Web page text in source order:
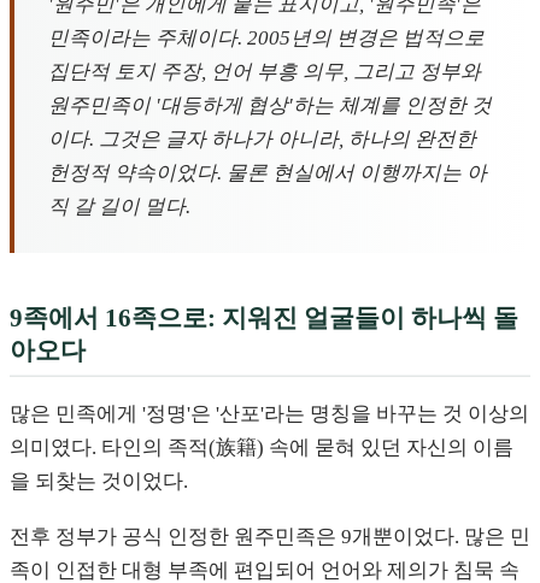
민족이라는 주체이다. 2005년의 변경은 법적으로
집단적 토지 주장, 언어 부흥 의무, 그리고 정부와
원주민족이 '대등하게 협상'하는 체계를 인정한 것
이다. 그것은 글자 하나가 아니라, 하나의 완전한
헌정적 약속이었다. 물론 현실에서 이행까지는 아
직 갈 길이 멀다.
9족에서 16족으로: 지워진 얼굴들이 하나씩 돌
아오다
많은 민족에게 '정명'은 '산포'라는 명칭을 바꾸는 것 이상의
의미였다. 타인의 족적(族籍) 속에 묻혀 있던 자신의 이름
을 되찾는 것이었다.
전후 정부가 공식 인정한 원주민족은 9개뿐이었다. 많은 민
족이 인접한 대형 부족에 편입되어 언어와 제의가 침묵 속